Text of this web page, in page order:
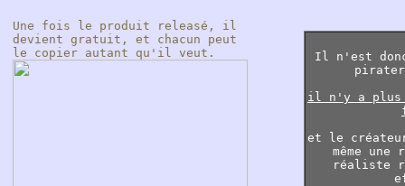
Une fois le produit releasé, il
devient gratuit, et chacun peut
le copier autant qu'il veut.
Il n'est
il n'y a plus
et le
même
réaliste